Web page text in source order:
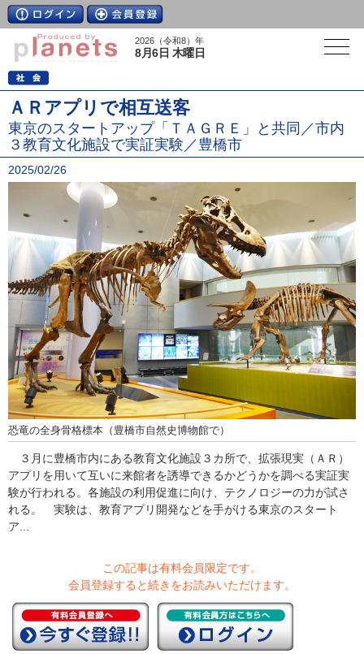
2026（令和8）年
8月6日 木曜日
ＡＲアプリで相互送客
東京のスタートアップ「ＴＡＧＲＥ」と共同／市内
３教育文化施設で実証実験／豊橋市
2025/02/26
恐竜の全身骨格標本（豊橋市自然史博物館で）
３月に豊橋市内にある教育文化施設３カ所で、拡張現実（ＡＲ）
アプリを用いて互いに来館者を誘導できるかどうかを調べる実証実
験が行われる。各施設の利用促進に向け、テクノロジーの力が試さ
れる。 実験は、教育アプリ開発などを手がける東京のスタート
ア...
この記事は有料会員限定です。
会員登録すると続きをお読みいただけます。